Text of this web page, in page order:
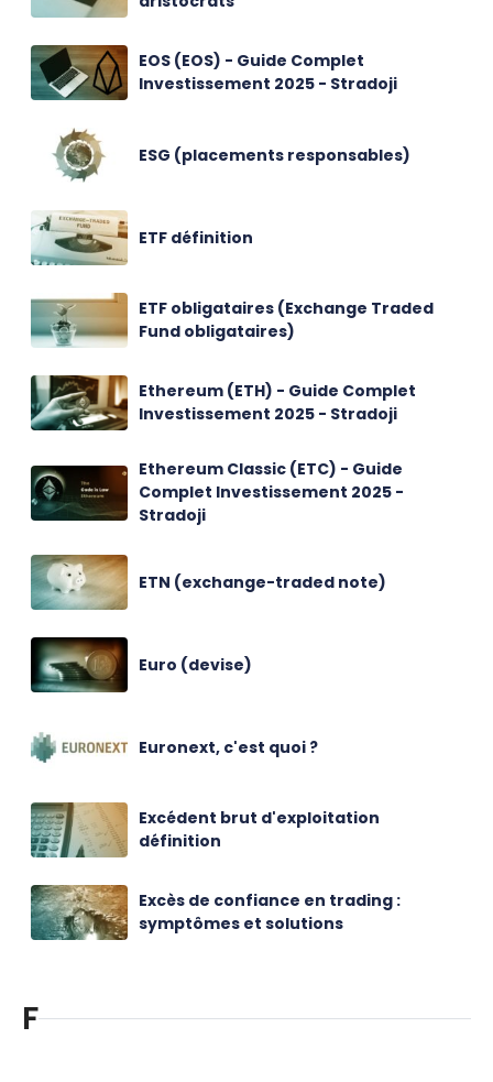
EOS (EOS) - Guide Complet
Investissement 2025 - Stradoji
ESG (placements responsables)
ETF définition
ETF obligataires (Exchange Traded
Fund obligataires)
Ethereum (ETH) - Guide Complet
Investissement 2025 - Stradoji
Ethereum Classic (ETC) - Guide
Complet Investissement 2025 -
Stradoji
ETN (exchange-traded note)
Euro (devise)
Euronext, c'est quoi ?
Excédent brut d'exploitation
définition
Excès de confiance en trading :
symptômes et solutions
F